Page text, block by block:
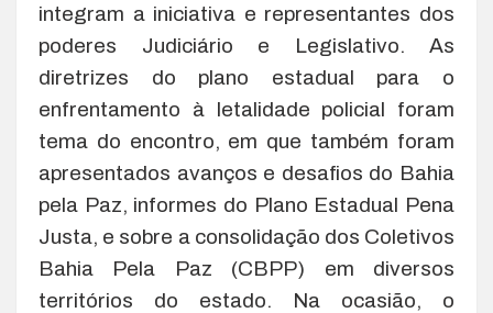
integram a iniciativa e representantes dos
poderes Judiciário e Legislativo. As
diretrizes do plano estadual para o
enfrentamento à letalidade policial foram
tema do encontro, em que também foram
apresentados avanços e desafios do Bahia
pela Paz, informes do Plano Estadual Pena
Justa, e sobre a consolidação dos Coletivos
Bahia Pela Paz (CBPP) em diversos
territórios do estado. Na ocasião, o